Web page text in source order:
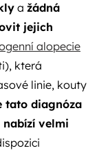
a žádná
jejich
alopecie
která
linie, kouty
tato diagnóza
velmi